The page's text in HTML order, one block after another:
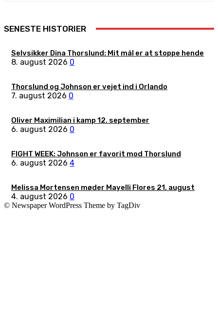
SENESTE HISTORIER
Selvsikker Dina Thorslund: Mit mål er at stoppe hende
8. august 2026 0
Thorslund og Johnson er vejet ind i Orlando
7. august 2026 0
Oliver Maximilian i kamp 12. september
6. august 2026 0
FIGHT WEEK: Johnson er favorit mod Thorslund
6. august 2026 4
Melissa Mortensen møder Mayelli Flores 21. august
4. august 2026 0
© Newspaper WordPress Theme by TagDiv